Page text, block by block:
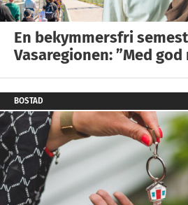
En bekymmersfri
Vasaregionen: ”Med
BOSTAD